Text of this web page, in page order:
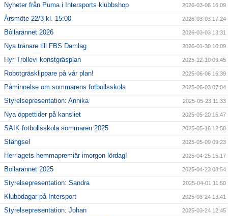
Bildgalleri
Stödmedlem
Nyheter från Puma i Intersports klubbshop 2026-03-06 16:09
Årsmöte 22/3 kl. 15:00 2026-03-03 17:24
Bôllarännet 2026 2026-03-03 13:31
Nya tränare till FBS Damlag 2026-01-30 10:09
Hyr Trollevi konstgräsplan 2025-12-10 09:45
Robotgräsklippare på vår plan! 2025-06-06 16:39
Påminnelse om sommarens fotbollsskola 2025-06-03 07:04
Styrelsepresentation: Annika 2025-05-23 11:33
Nya öppettider på kansliet 2025-05-20 15:47
SAIK fotbollsskola sommaren 2025 2025-05-16 12:58
Stängsel 2025-05-09 09:23
Herrlagets hemmapremiär imorgon lördag! 2025-04-25 15:17
Bollarännet 2025 2025-04-23 08:54
Styrelsepresentation: Sandra 2025-04-01 11:50
Klubbdagar på Intersport 2025-03-24 13:41
Styrelsepresentation: Johan 2025-03-24 12:45